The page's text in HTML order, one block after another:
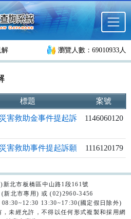
解 瀏覽人數：69010933人
標題 案號
害救助金事件提起訴
1146060120
害救助事件提起訴願 1116120179
新北市板橋區中山路1段161號
新北市專用) 或 (02)2960-3456
13:30~17:30(國定假日除外)
未經允許，不得以任何形式複製和採用網